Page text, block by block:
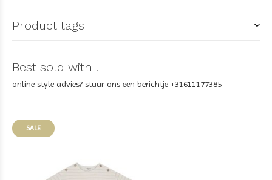
Product tags
Best sold with !
online style advies? stuur ons een berichtje +31611177385
SALE